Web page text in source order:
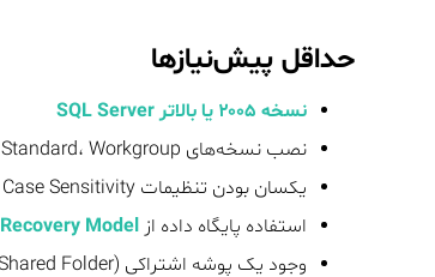
حداقل پیش‌نیازها
نسخه ۲۰۰۵ یا بالاتر SQL Server
نصب نسخه‌های Standard، Workgroup یا Enterprise روی تمامی سرورهای درگیر
یکسان بودن تنظیمات Case Sensitivity در همه سرورها
استفاده پایگاه داده ازRecovery Model
وجود یک پوشه اشتراکی (Shared Folder) برای انتقال فایل‌های T-Log